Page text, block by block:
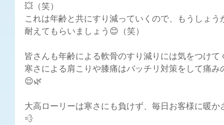
💥（笑）
これは年齢と共にすり減っていくので、もうしょ
耐えてもらいましょう😊（笑）
皆さんも年齢による軟骨のすり減りには気をつけて
寒さによる肩こりや膝痛はバッチリ対策をして痛
😌🌿
大高ローリーは寒さにも負けず、毎日お客様に暖
💨